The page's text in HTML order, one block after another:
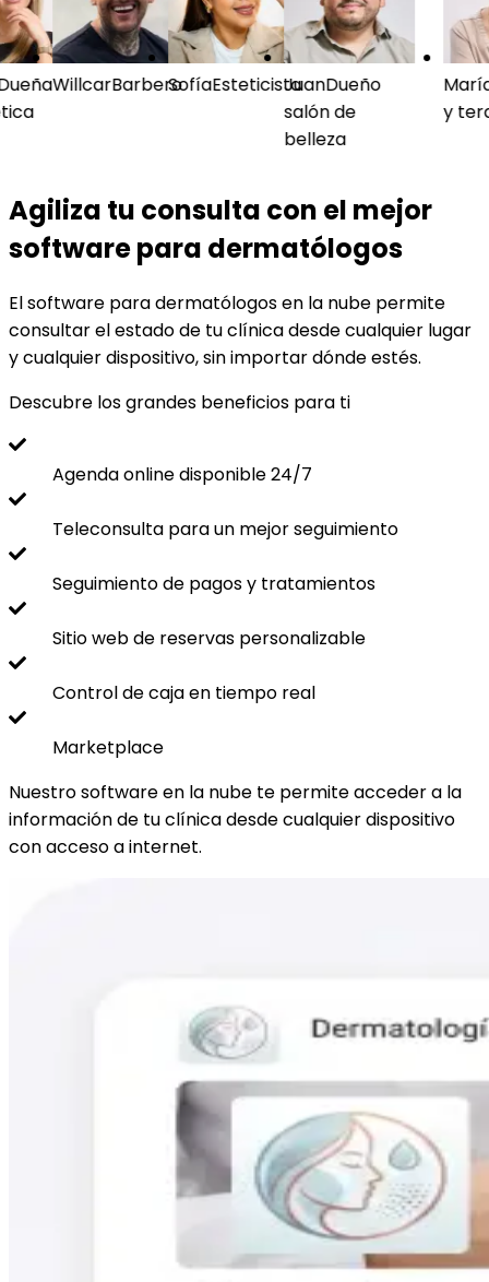
DueñaWillcarBarberoSofíaEsteticistaJuanDueño
salón de
belleza
Agiliza tu consulta con el mejor
software para dermatólogos
El software para dermatólogos en la nube permite
consultar el estado de tu clínica desde cualquier lugar
y cualquier dispositivo, sin importar dónde estés.
Descubre los grandes beneficios para ti
Agenda online disponible 24/7
Teleconsulta para un mejor seguimiento
Seguimiento de pagos y tratamientos
Sitio web de reservas personalizable
Control de caja en tiempo real
Marketplace
Nuestro software en la nube te permite acceder a la
información de tu clínica desde cualquier dispositivo
con acceso a internet.